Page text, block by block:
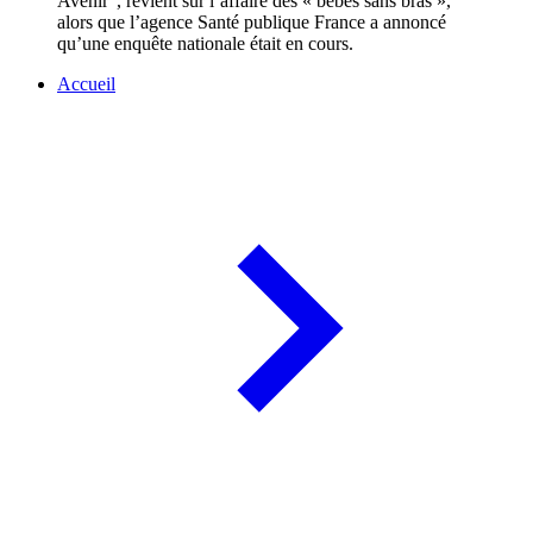
alors que l’agence Santé publique France a annoncé
qu’une enquête nationale était en cours.
Accueil